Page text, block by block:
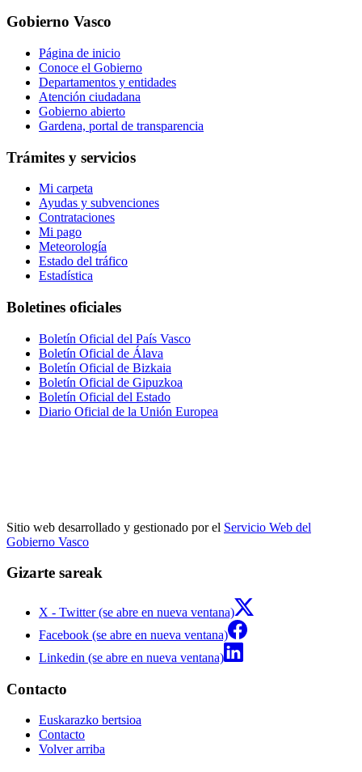
Gobierno Vasco
Página de inicio
Conoce el Gobierno
Departamentos y entidades
Atención ciudadana
Gobierno abierto
Gardena, portal de transparencia
Trámites y servicios
Mi carpeta
Ayudas y subvenciones
Contrataciones
Mi pago
Meteorología
Estado del tráfico
Estadística
Boletines oficiales
Boletín Oficial del País Vasco
Boletín Oficial de Álava
Boletín Oficial de Bizkaia
Boletín Oficial de Gipuzkoa
Boletín Oficial del Estado
Diario Oficial de la Unión Europea
Sitio web desarrollado y gestionado por el Servicio Web del
Gobierno Vasco
Gizarte sareak
X - Twitter (se abre en nueva ventana)
Facebook (se abre en nueva ventana)
Linkedin (se abre en nueva ventana)
Contacto
Euskarazko bertsioa
Contacto
Volver arriba